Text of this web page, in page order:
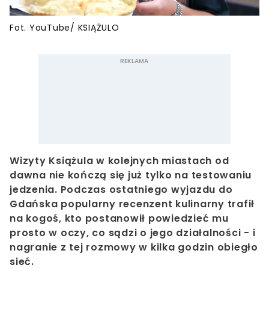
Fot. YouTube/ KSIĄŻULO
Wizyty Książula w kolejnych miastach od
dawna nie kończą się już tylko na testowaniu
jedzenia. Podczas ostatniego wyjazdu do
Gdańska popularny recenzent kulinarny trafił
na kogoś, kto postanowił powiedzieć mu
prosto w oczy, co sądzi o jego działalności - i
nagranie z tej rozmowy w kilka godzin obiegło
sieć.